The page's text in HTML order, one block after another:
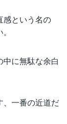
感という名の
に無駄な余白
、一番の近道だ